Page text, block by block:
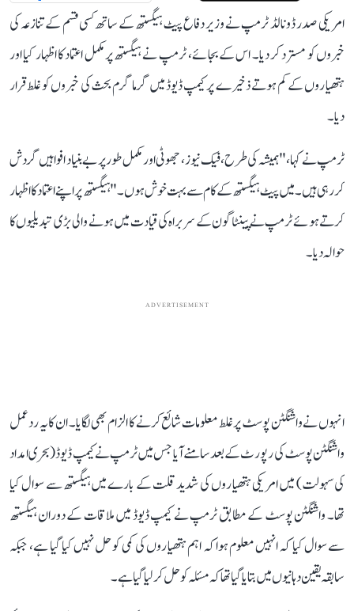
امریکی صدر ڈونالڈ ٹرمپ نے وزیر دفاع پیٹ ہیگستھ کے ساتھ کسی قسم کے تنازعہ کی
خبروں کو مسترد کر دیا۔ اس کے بجائے، ٹرمپ نے ہیگستھ پر مکمل اعتماد کا اظہار کیا اور
ہتھیاروں کے کم ہوتے ذخیرے پر کیمپ ڈیوڈ میں گرما گرم بحث کی خبروں کو غلط قرار
دیا۔
ٹرمپ نے کہا، "ہمیشہ کی طرح، فیک نیوز ، جھوٹی اور مکمل طور پر بے بنیاد افواہیں گردش
کر رہی ہیں۔ میں پیٹ ہیگستھ کے کام سے بہت خوش ہوں۔" ہیگستھ پر اپنے اعتماد کا اظہار
کرتے ہوئے ٹرمپ نے پینٹاگون کے سربراہ کی قیادت میں ہونے والی بڑی تبدیلیوں کا
حوالہ دیا۔
ADVERTISEMENT
انہوں نے واشنگٹن پوسٹ پر غلط معلومات شائع کرنے کا الزام بھی لگایا۔ ان کا یہ ردعمل
واشنگٹن پوسٹ کی رپورٹ کے بعد سامنے آیا جس میں ٹرمپ نے کیمپ ڈیوڈ (بحری امداد
کی سہولت) میں امریکی ہتھیاروں کی شدید قلت کے بارے میں ہیگستھ سے سوال کیا
تھا۔ واشنگٹن پوسٹ کے مطابق ٹرمپ نے کیمپ ڈیوڈ میں ملاقات کے دوران ہیگستھ
سے سوال کیا کہ انہیں معلوم ہوا کہ اہم ہتھیاروں کی کمی کو حل نہیں کیا گیا ہے، جبکہ
سابقہ ​​یقین دہانیوں میں بتا یا گیا تھا کہ مسئلہ کو حل کر لیا گیا ہے۔